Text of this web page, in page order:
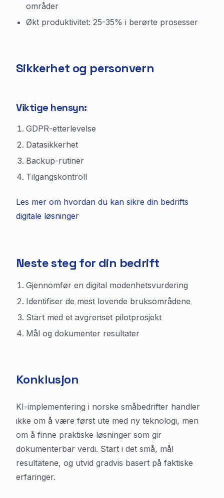
områder
Økt produktivitet: 25-35% i berørte prosesser
Sikkerhet og personvern
Viktige hensyn:
GDPR-etterlevelse
Datasikkerhet
Backup-rutiner
Tilgangskontroll
Les mer om hvordan du kan sikre din bedrifts
digitale løsninger
Neste steg for din bedrift
Gjennomfør en digital modenhetsvurdering
Identifiser de mest lovende bruksområdene
Start med et avgrenset pilotprosjekt
Mål og dokumenter resultater
Konklusjon
KI-implementering i norske småbedrifter handler
ikke om å være først ute med ny teknologi, men
om å finne praktiske løsninger som gir
dokumenterbar verdi. Start i det små, mål
resultatene, og utvid gradvis basert på faktiske
erfaringer.